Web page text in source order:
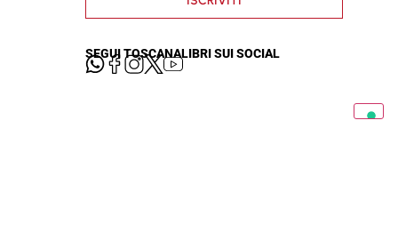
SEGUI TOSCANALIBRI SUI SOCIAL